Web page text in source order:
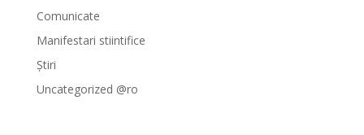
Comunicate
Manifestari stiintifice
Știri
Uncategorized @ro